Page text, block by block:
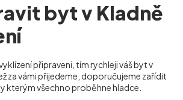
byt v Kladně
připraveni, tím rychleji váš byt v
za vámi přijedeme, doporučujeme zařídit
kterým všechno proběhne hladce.